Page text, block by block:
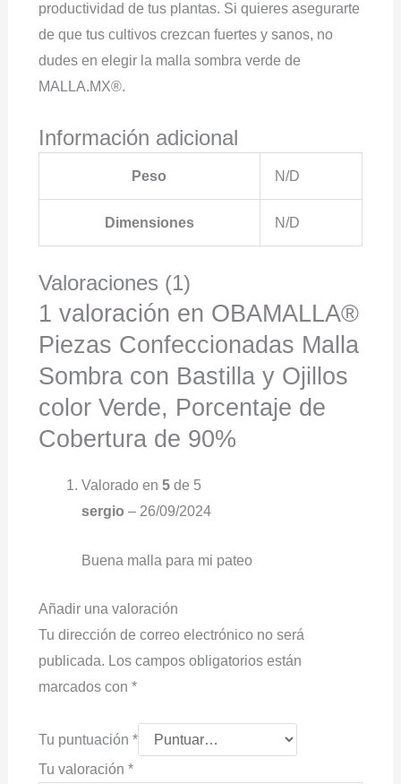
productividad de tus plantas. Si quieres asegurarte
de que tus cultivos crezcan fuertes y sanos, no
dudes en elegir la malla sombra verde de
MALLA.MX®.
Información adicional
Peso N/D
Dimensiones N/D
Valoraciones (1)
1 valoración en OBAMALLA®
Piezas Confeccionadas Malla
Sombra con Bastilla y Ojillos
color Verde, Porcentaje de
Cobertura de 90%
Valorado en 5de 5
sergio – 26/09/2024
Buena malla para mi pateo
Añadir una valoración
Tu dirección de correo electrónico no será
publicada. Los campos obligatorios están
marcados con *
Tu puntuación *
Tu valoración *